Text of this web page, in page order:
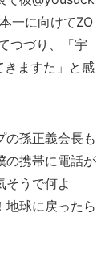
一に向けてZO
つづり、「宇
ますた」と感
孫正義会長も
の携帯に電話が
そうで何よ
地球に戻ったら